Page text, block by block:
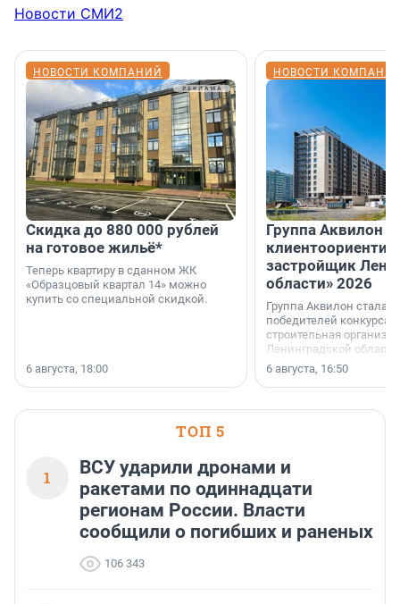
Новости СМИ2
НОВОСТИ КОМПАНИЙ
Скидка до 880 000 рублей
на готовое жильё*
Теперь квартиру в сданном ЖК
«Образцовый квартал 14» можно
купить со специальной скидкой.
6 августа, 18:00
НОВОСТИ
Группа Аквилон
застройщик
области» 2026
Группа Аквилон стала
победителей конкурса
строительная
Ленинградской области
номинации «Самый
застройщик
области».
6 августа, 16:50
ТОП 5
1
ВСУ ударили дронами и
ракетами по одиннадцати
регионам России. Власти
сообщили о погибших и раненых
106 343